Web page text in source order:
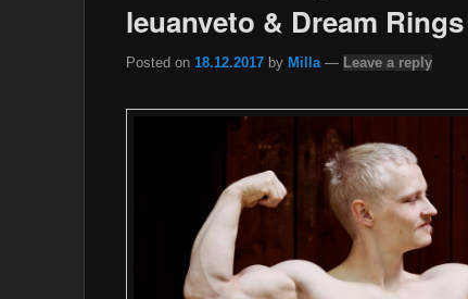
leuanveto & Dream Rings
Posted on 18.12.2017 by Milla — Leave a reply